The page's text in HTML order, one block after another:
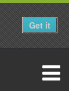
Get it